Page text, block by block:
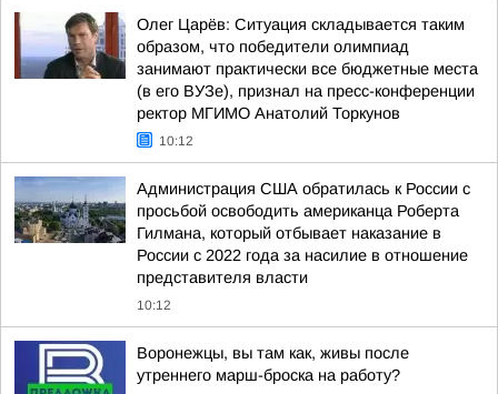
Олег Царёв: Ситуация складывается таким
образом, что победители олимпиад
занимают практически все бюджетные места
(в его ВУЗе), признал на пресс-конференции
ректор МГИМО Анатолий Торкунов
10:12
Администрация США обратилась к России с
просьбой освободить американца Роберта
Гилмана, который отбывает наказание в
России с 2022 года за насилие в отношение
представителя власти
10:12
Воронежцы, вы там как, живы после
утреннего марш-броска на работу?